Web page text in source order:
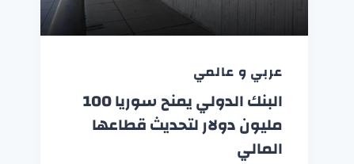
عربي و عالمي
البنك الدولي يمنح سوريا 100
مليون دولار لتحديث قطاعها
المالي